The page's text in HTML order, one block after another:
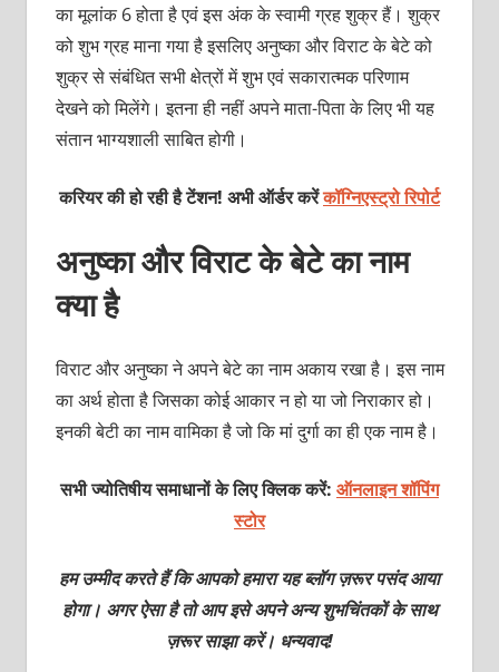
का मूलांक 6 होता है एवं इस अंक के स्‍वामी ग्रह शुक्र हैं। शुक्र
को शुभ ग्रह माना गया है इसलिए अनुष्‍का और विराट के बेटे को
शुक्र से संबंधित सभी क्षेत्रों में शुभ एवं सकारात्‍मक परिणाम
देखने को मिलेंगे। इतना ही नहीं अपने माता-पिता के लिए भी यह
संतान भाग्‍यशाली साबित होगी।
करियर की हो रही है टेंशन! अभी ऑर्डर करेंकॉग्निएस्ट्रो रिपोर्ट
अनुष्‍का और विराट के बेटे का नाम
क्‍या है
विराट और अनुष्‍का ने अपने बेटे का नाम अकाय रखा है। इस नाम
का अर्थ होता है जिसका कोई आकार न हो या जो निराकार हो।
इनकी बेटी का नाम वामिका है जो कि मां दुर्गा का ही एक नाम है।
सभी ज्योतिषीय समाधानों के लिए क्लिक करें: ऑनलाइन शॉपिंग
स्टोर
हम उम्मीद करते हैं कि आपको हमारा यह ब्लॉग ज़रूर पसंद आया
होगा। अगर ऐसा है तो आप इसे अपने अन्य शुभचिंतकों के साथ
ज़रूर साझा करें। धन्यवाद!